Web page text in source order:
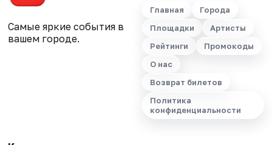
Самые яркие события в
вашем городе.
Главная
Города
Площадки
Артисты
Рейтинги
Промокоды
О нас
Возврат билетов
Политика
конфиденциальности